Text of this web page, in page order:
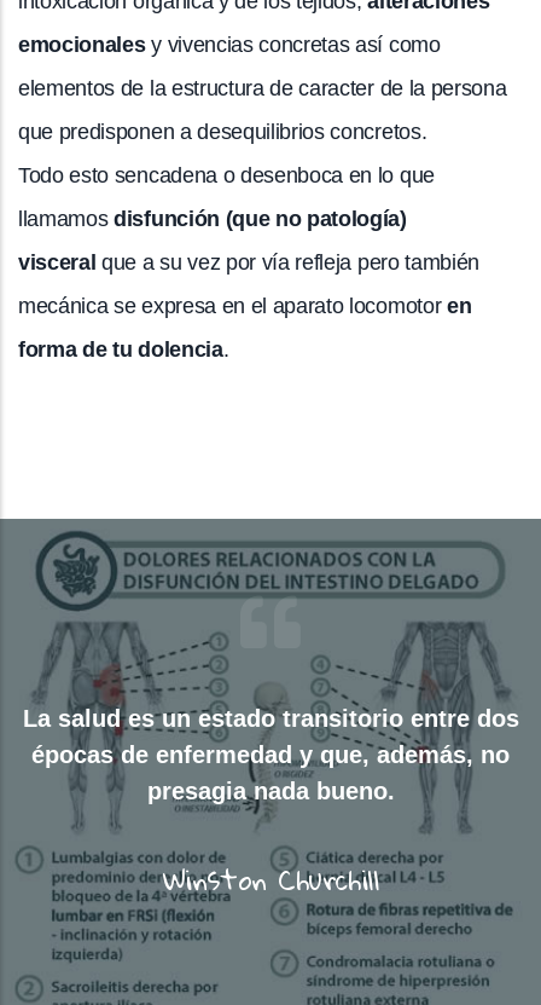
emocionalesy vivencias concretas así como
elementos de la estructura de caracter de la persona
que predisponen a desequilibrios concretos.
Todo esto sencadena o desenboca en lo que
llamamosdisfunción (que no patología)
visceral que a su vez por vía refleja pero también
mecánica se expresa en el aparato locomotor en
forma de tu dolencia.
La salud es un estado transitorio entre dos
épocas de enfermedad y que, además, no
presagia nada bueno.
Winston Churchill